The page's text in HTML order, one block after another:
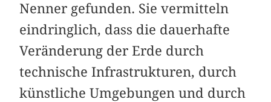
Nenner gefunden. Sie vermitteln
eindringlich, dass die dauerhafte
Veränderung der Erde durch
technische Infrastrukturen, durch
künstliche Umgebungen und durch